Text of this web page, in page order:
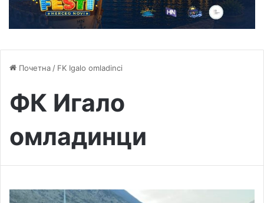
Почетна / FK Igalo omladinci
ФК Игало
омладинци